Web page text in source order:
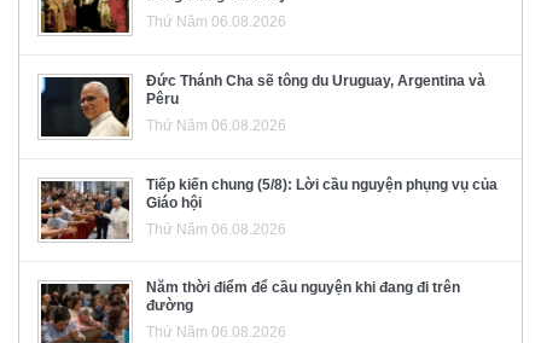
Thứ Năm 06.08.2026
Đức Thánh Cha sẽ tông du Uruguay, Argentina và
Pêru
Thứ Năm 06.08.2026
Tiếp kiến chung (5/8): Lời cầu nguyện phụng vụ của
Giáo hội
Thứ Năm 06.08.2026
Năm thời điểm để cầu nguyện khi đang đi trên
đường
Thứ Năm 06.08.2026